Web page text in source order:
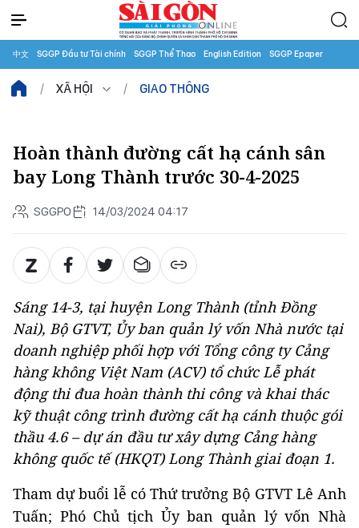
中文 SGGP Đầu tư Tài chính SGGP Thể Thao English Edition SGGP Epaper
XÃ HỘI GIAO THÔNG
Hoàn thành đường cất hạ cánh sân
bay Long Thành trước 30-4-2025
SGGPO 14/03/2024 04:17
Sáng 14-3, tại huyện Long Thành (tỉnh Đồng
Nai), Bộ GTVT, Ủy ban quản lý vốn Nhà nước tại
doanh nghiệp phối hợp với Tổng công ty Cảng
hàng không Việt Nam (ACV) tổ chức Lễ phát
động thi đua hoàn thành thi công và khai thác
kỹ thuật công trình đường cất hạ cánh thuộc gói
thầu 4.6 – dự án đầu tư xây dựng Cảng hàng
không quốc tế (HKQT) Long Thành giai đoạn 1.
Tham dự buổi lễ có Thứ trưởng Bộ GTVT Lê Anh
Tuấn; Phó Chủ tịch Ủy ban quản lý vốn Nhà